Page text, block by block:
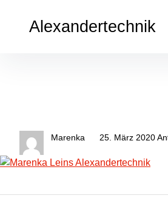
überspringenAlexandertechnik
Marenka 25. März 2020